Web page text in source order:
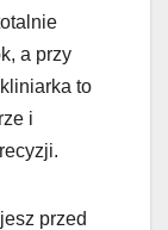
a przy
to
i
przed